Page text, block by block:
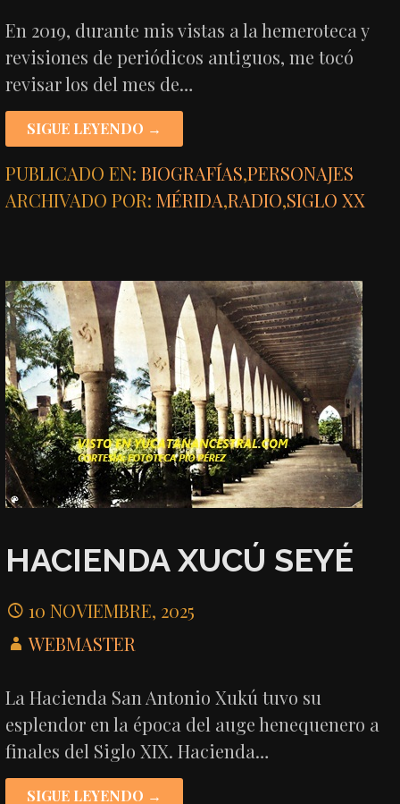
En 2019, durante mis vistas a la hemeroteca y
revisiones de periódicos antiguos, me tocó
revisar los del mes de…
SIGUE LEYENDO →
PUBLICADO EN:BIOGRAFÍAS,PERSONAJES
ARCHIVADO POR:MÉRIDA,RADIO,SIGLO XX
HACIENDA XUCÚ SEYÉ
10 NOVIEMBRE, 2025
WEBMASTER
La Hacienda San Antonio Xukú tuvo su
esplendor en la época del auge henequenero a
finales del Siglo XIX. Hacienda…
SIGUE LEYENDO →